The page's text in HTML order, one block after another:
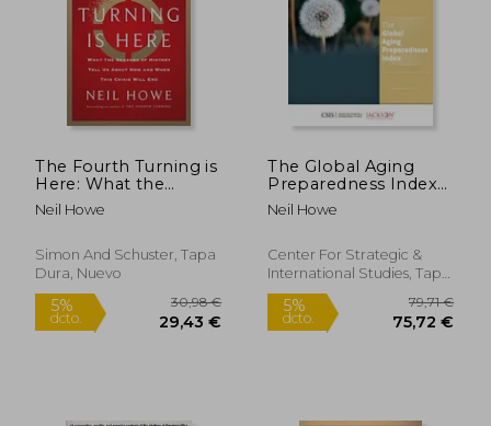
The Fourth Turning is
Here: What the
Seasons of History
Tell us About how
Will end (en Inglés)
Neil Howe
Simon And Schuster, Tapa
Dura, Nuevo
The Global Aging
Preparedness Index
(en Inglés)
Neil Howe
Center For Strategic &
International Studies, Tapa
Blanda, Nuevo